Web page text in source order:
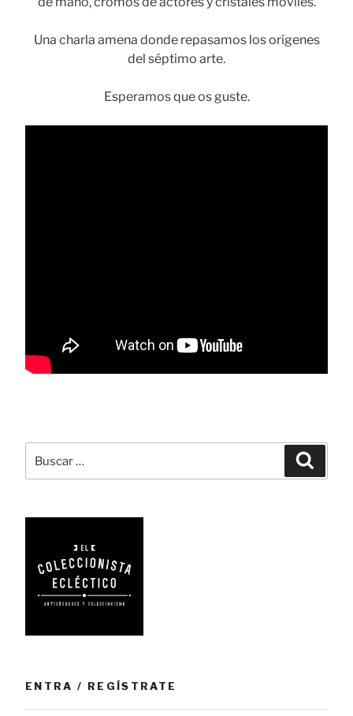
Una charla amena donde repasamos los orígenes
del séptimo arte.
Esperamos que os guste.
por:
ENTRA / REGÍSTRATE